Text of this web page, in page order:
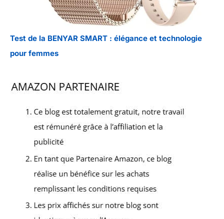
Test de la BENYAR SMART : élégance et technologie
pour femmes